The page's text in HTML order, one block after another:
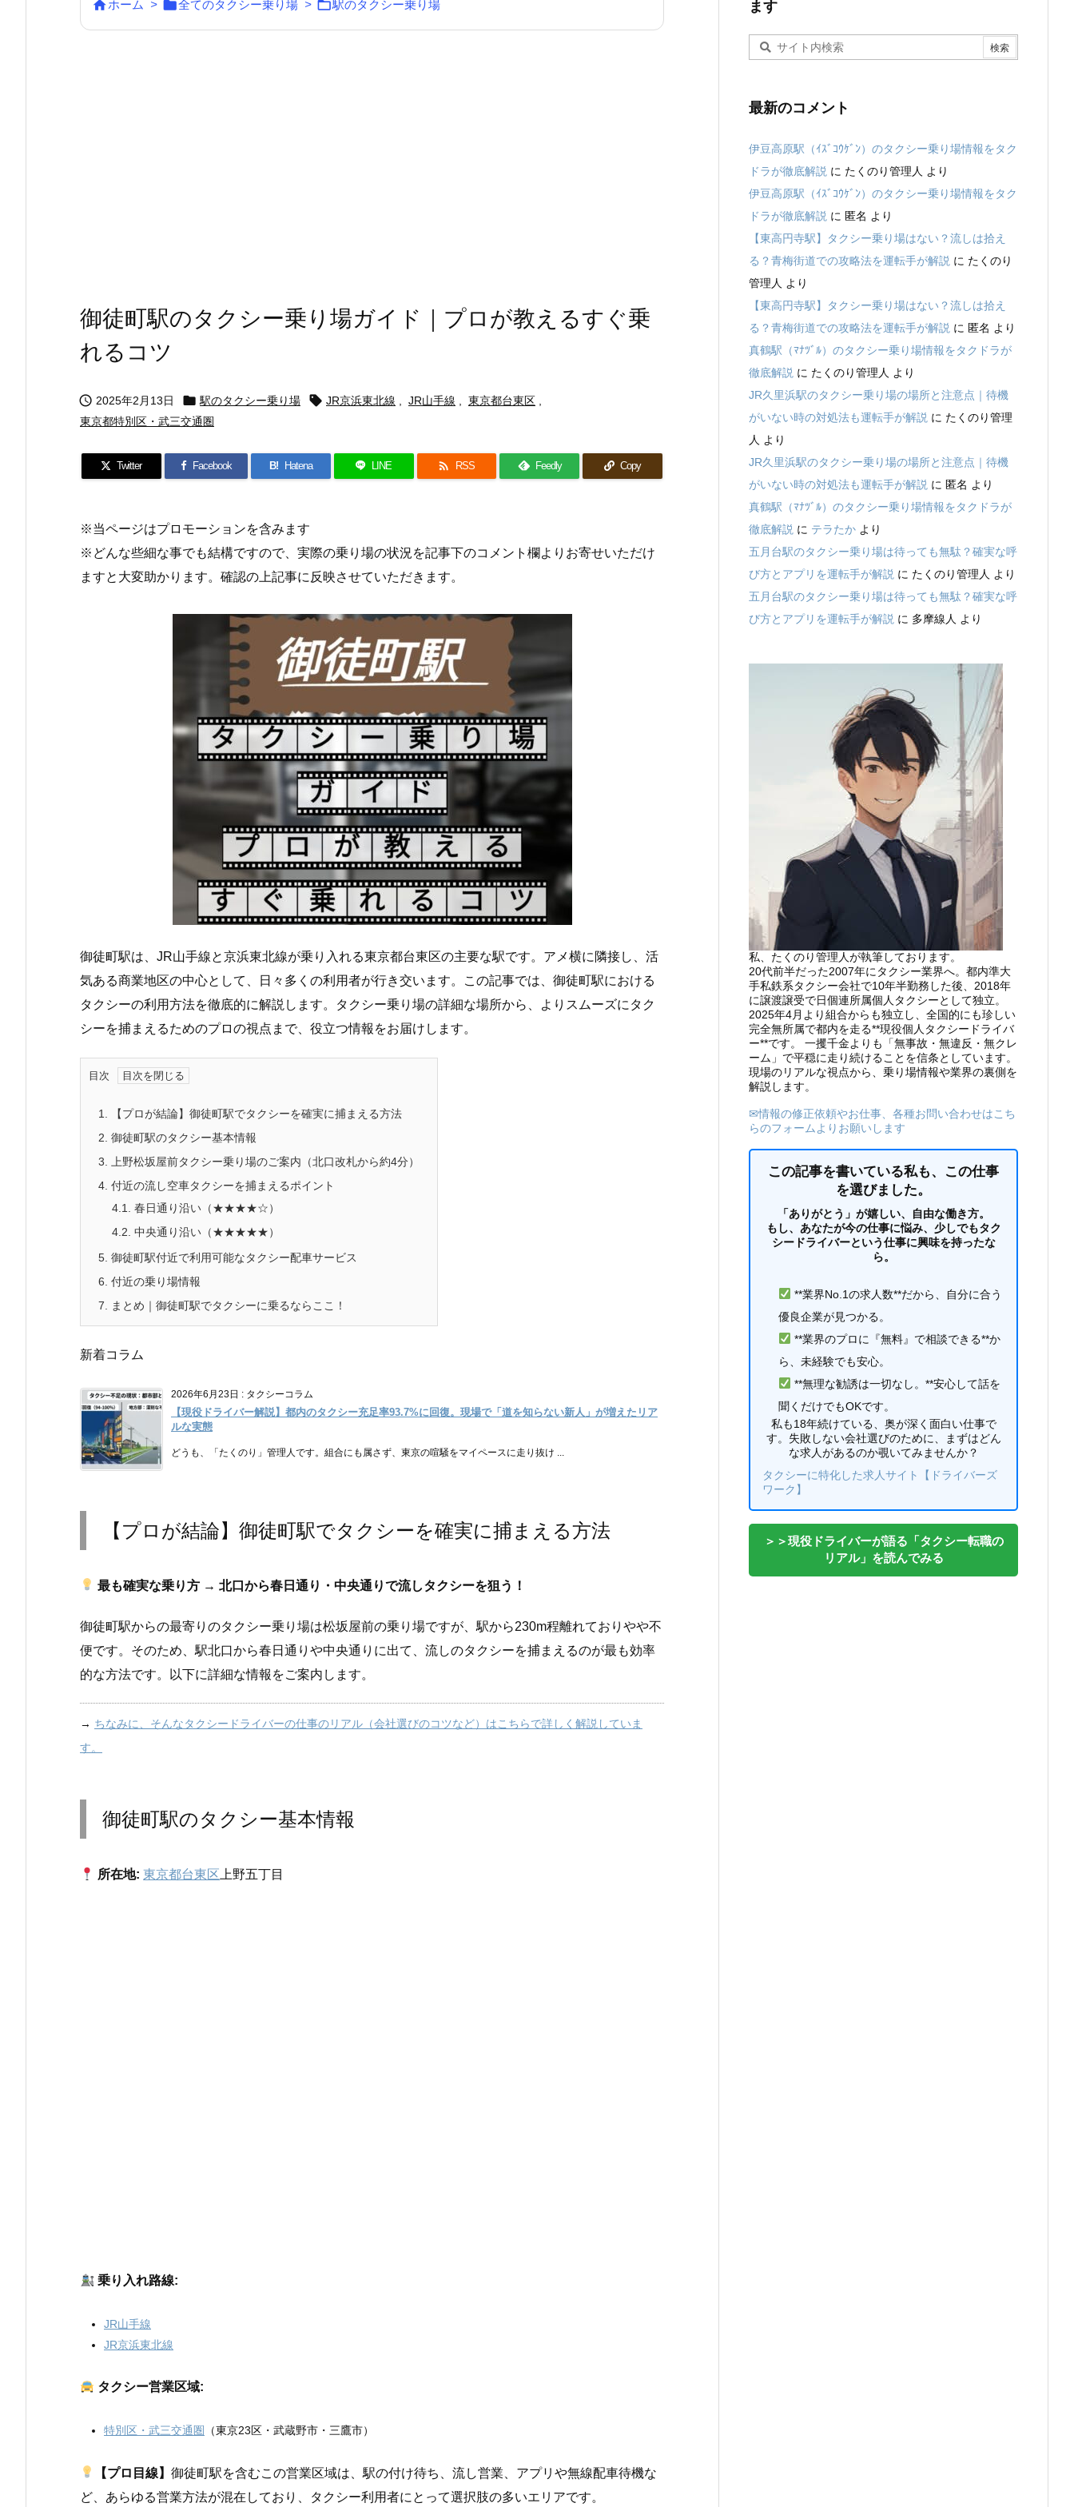
ホーム > 全てのタクシー乗り場 > 駅のタクシー乗り場
御徒町駅のタクシー乗り場ガイド｜プロが教えるすぐ乗
れるコツ
 2025年2月13日  駅のタクシー乗り場  JR京浜東北線 JR山手線 東京都台東区
東京都特別区・武三交通圏
Twitter Facebook B! Hatena LINE  RSS Feedly Copy
※当ページはプロモーションを含みます
※どんな些細な事でも結構ですので、実際の乗り場の状況を記事下のコメント欄よりお寄せいただけ
ますと大変助かります。確認の上記事に反映させていただきます。
御徒町駅は、JR山手線と京浜東北線が乗り入れる東京都台東区の主要な駅です。アメ横に隣接し、活
気ある商業地区の中心として、日々多くの利用者が行き交います。この記事では、御徒町駅における
タクシーの利用方法を徹底的に解説します。タクシー乗り場の詳細な場所から、よりスムーズにタク
シーを捕まえるためのプロの視点まで、役立つ情報をお届けします。
目次
1.
【プロが結論】御徒町駅でタクシーを確実に捕まえる方法
2. 御徒町駅のタクシー基本情報
3.
上野松坂屋前タクシー乗り場のご案内（北口改札から約4分）
4. 付近の流し空車タクシーを捕まえるポイント
4.1.
春日通り沿い（★★★★☆）
4.2. 中央通り沿い（★★★★★）
5. 御徒町駅付近で利用可能なタクシー配車サービス
6. 付近の乗り場情報
7.
まとめ｜御徒町駅でタクシーに乗るならここ！
新着コラム
2026年6月23日 : タクシーコラム
【現役ドライバー解説】都内のタクシー充足率93.7%に回復。現場で「道を知らない新人」が増えたリア
ルな実態
どうも、「たくのり」管理人です。組合にも属さず、東京の喧騒をマイペースに走り抜け ...
【プロが結論】御徒町駅でタクシーを確実に捕まえる方法
最も確実な乗り方 → 北口から春日通り・中央通りで流しタクシーを狙う！
御徒町駅からの最寄りのタクシー乗り場は松坂屋前の乗り場ですが、駅から230m程離れておりやや不
便です。そのため、駅北口から春日通りや中央通りに出て、流しのタクシーを捕まえるのが最も効率
的な方法です。以下に詳細な情報をご案内します。
→ ちなみに、そんなタクシードライバーの仕事のリアル（会社選びのコツなど）はこちらで詳しく解説していま
す。
御徒町駅のタクシー基本情報
所在地: 東京都台東区 上野五丁目
乗り入れ路線:
JR山手線
JR京浜東北線
タクシー営業区域:
特別区・武三交通圏 （東京23区・武蔵野市・三鷹市）
【プロ目線】御徒町駅を含むこの営業区域は、駅の付け待ち、流し営業、アプリや無線配車待機な
ど、あらゆる営業方法が混在しており、タクシー利用者にとって選択肢の多いエリアです。
ます
最新のコメント
伊豆高原駅（ｲｽﾞｺｳｹﾞﾝ）のタクシー乗り場情報をタク
ドラが徹底解説 に たくのり管理人 より
伊豆高原駅（ｲｽﾞｺｳｹﾞﾝ）のタクシー乗り場情報をタク
ドラが徹底解説 に 匿名 より
【東高円寺駅】タクシー乗り場はない？流しは拾え
る？青梅街道での攻略法を運転手が解説 に たくのり
管理人 より
【東高円寺駅】タクシー乗り場はない？流しは拾え
る？青梅街道での攻略法を運転手が解説 に 匿名 より
真鶴駅（ﾏﾅﾂﾞﾙ）のタクシー乗り場情報をタクドラが
徹底解説 に たくのり管理人 より
JR久里浜駅のタクシー乗り場の場所と注意点｜待機
がいない時の対処法も運転手が解説 に たくのり管理
人 より
JR久里浜駅のタクシー乗り場の場所と注意点｜待機
がいない時の対処法も運転手が解説 に 匿名 より
真鶴駅（ﾏﾅﾂﾞﾙ）のタクシー乗り場情報をタクドラが
徹底解説 に テラたか より
五月台駅のタクシー乗り場は待っても無駄？確実な呼
び方とアプリを運転手が解説 に たくのり管理人 より
五月台駅のタクシー乗り場は待っても無駄？確実な呼
び方とアプリを運転手が解説 に 多摩線人 より
私、たくのり管理人が執筆しております。
20代前半だった2007年にタクシー業界へ。都内準大
手私鉄系タクシー会社で10年半勤務した後、2018年
に譲渡譲受で日個連所属個人タクシーとして独立。
2025年4月より組合からも独立し、全国的にも珍しい
完全無所属で都内を走る**現役個人タクシードライバ
ー**です。 一攫千金よりも「無事故・無違反・無クレ
ーム」で平穏に走り続けることを信条としています。
現場のリアルな視点から、乗り場情報や業界の裏側を
解説します。
✉情報の修正依頼やお仕事、各種お問い合わせはこち
らのフォームよりお願いします
この記事を書いている私も、この仕事
を選びました。
「ありがとう」が嬉しい、自由な働き方。
もし、あなたが今の仕事に悩み、少しでもタク
シードライバーという仕事に興味を持ったな
ら。
**業界No.1の求人数**だから、自分に合う
優良企業が見つかる。
**業界のプロに『無料』で相談できる**か
ら、未経験でも安心。
**無理な勧誘は一切なし。**安心して話を
聞くだけでもOKです。
私も18年続けている、奥が深く面白い仕事で
す。失敗しない会社選びのために、まずはどん
な求人があるのか覗いてみませんか？
タクシーに特化した求人サイト【ドライバーズ
ワーク】
＞＞現役ドライバーが語る「タクシー転職の
リアル」を読んでみる